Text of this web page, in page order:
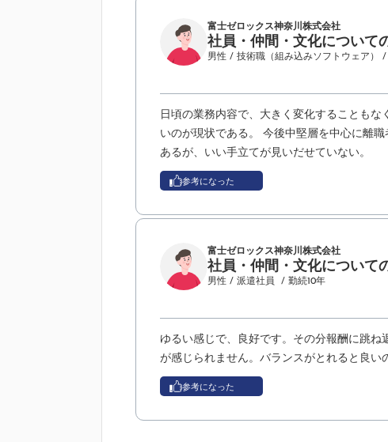
富士ゼロックス神奈川株式会社
社員・仲間・文化について
男性 / 技術職（組み込みソフトウェア） /
日頃の業務内容で、大きく変化することも
いのが現状である。 今後中堅層を中心に離
あるが、いい手立てが見いだせていない。
参考になった
富士ゼロックス神奈川株式会社
社員・仲間・文化について
男性 / 派遣社員
/ 勤続10年
ゆるい感じで、良好です。その分報酬に跳
が感じられません。バランスがとれると良い
参考になった